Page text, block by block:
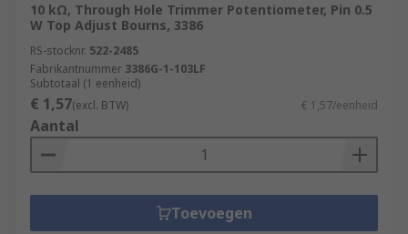
10 kΩ, Through Hole Trimmer Potentiometer, Pin 0.5
W Top Adjust Bourns, 3386
RS-stocknr. 522-2485
Fabrikantnummer 3386G-1-103LF
Subtotaal (1 eenheid)
€ 1,57(excl. BTW) € 1,57/eenheid
Aantal
Toevoegen